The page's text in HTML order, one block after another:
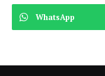
WhatsApp